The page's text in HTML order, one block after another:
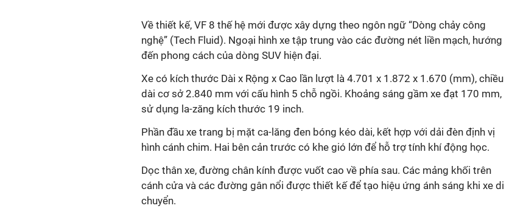
Về thiết kế, VF 8 thế hệ mới được xây dựng theo ngôn ngữ “Dòng chảy công
nghệ” (Tech Fluid). Ngoại hình xe tập trung vào các đường nét liền mạch, hướng
đến phong cách của dòng SUV hiện đại.
Xe có kích thước Dài x Rộng x Cao lần lượt là 4.701 x 1.872 x 1.670 (mm), chiều
dài cơ sở 2.840 mm với cấu hình 5 chỗ ngồi. Khoảng sáng gầm xe đạt 170 mm,
sử dụng la-zăng kích thước 19 inch.
Phần đầu xe trang bị mặt ca-lăng đen bóng kéo dài, kết hợp với dải đèn định vị
hình cánh chim. Hai bên cản trước có khe gió lớn để hỗ trợ tính khí động học.
Dọc thân xe, đường chân kính được vuốt cao về phía sau. Các mảng khối trên
cánh cửa và các đường gân nổi được thiết kế để tạo hiệu ứng ánh sáng khi xe di
chuyển.